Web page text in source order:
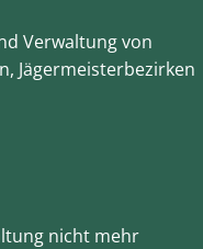
Verwaltung von
Jägermeisterbezirken
nicht mehr